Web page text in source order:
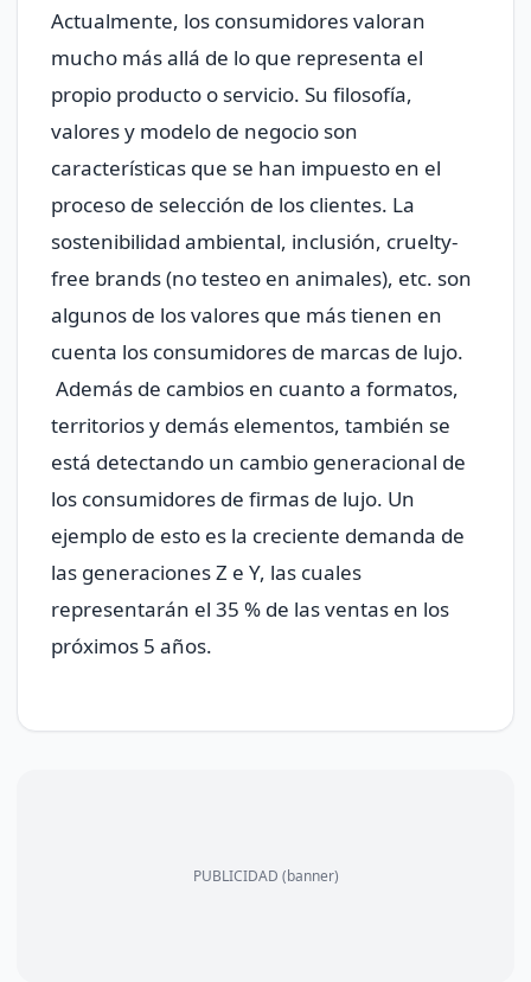
Actualmente, los consumidores valoran
mucho más allá de lo que representa el
propio producto o servicio. Su filosofía,
valores y modelo de negocio son
características que se han impuesto en el
proceso de selección de los clientes. La
sostenibilidad ambiental, inclusión, cruelty-
free brands (no testeo en animales), etc. son
algunos de los valores que más tienen en
cuenta los consumidores de marcas de lujo.
Además de cambios en cuanto a formatos,
territorios y demás elementos, también se
está detectando un cambio generacional de
los consumidores de firmas de lujo. Un
ejemplo de esto es la creciente demanda de
las generaciones Z e Y, las cuales
representarán el 35 % de las ventas en los
próximos 5 años.
PUBLICIDAD (banner)